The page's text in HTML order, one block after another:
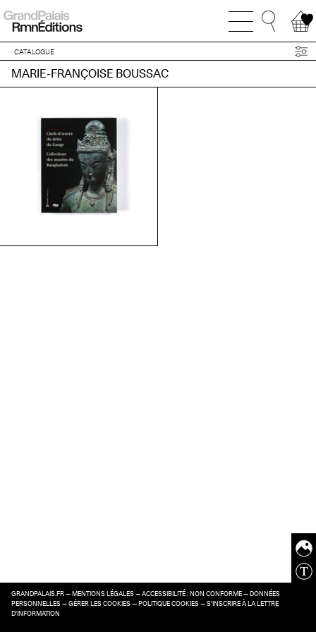
CATALOGUE
MARIE-FRANÇOISE BOUSSAC
GRANDPALAIS.FR — MENTIONS LÉGALES — ACCESSIBILITÉ : NON CONFORME — DONNÉES
PERSONNELLES — GÉRER LES COOKIES — POLITIQUE COOKIES — S’INSCRIRE À LA LETTRE
D’INFORMATION